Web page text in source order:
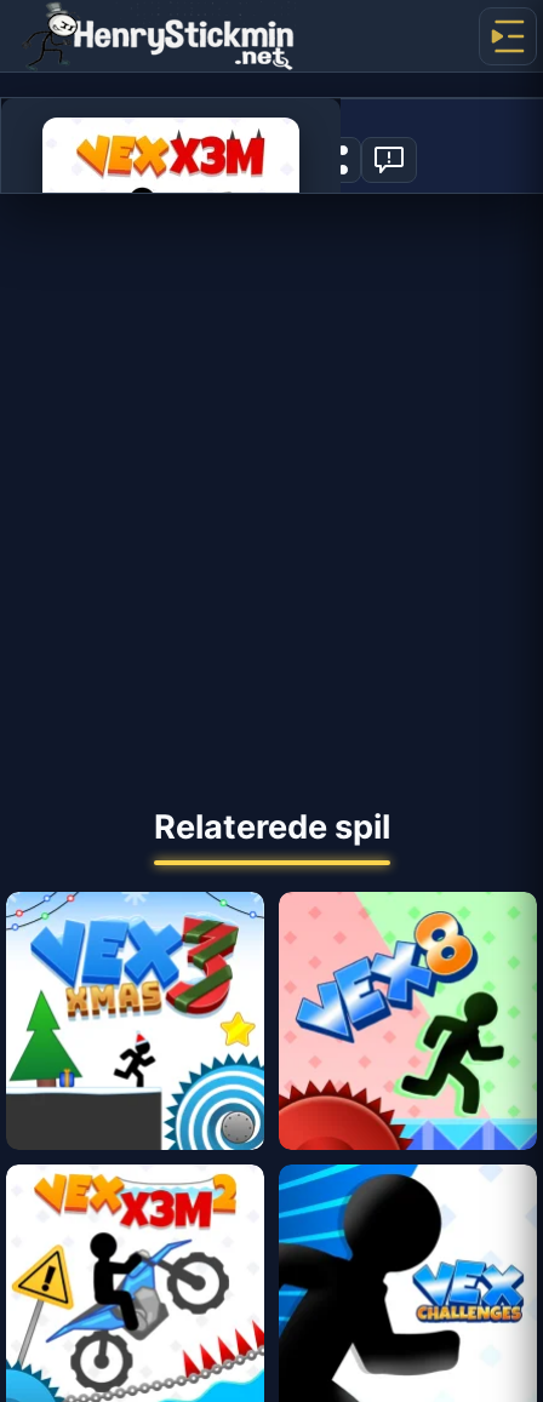
Vex X3M
0
Relaterede spil